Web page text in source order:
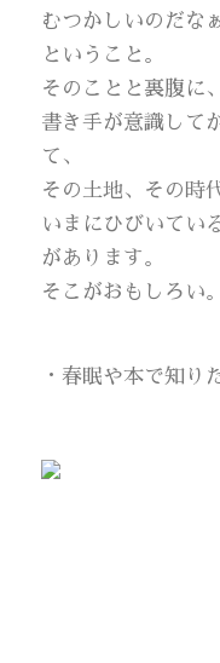
むつかしいのだな
ということ。
そのことと裏腹に、
書き手が意識して
て、
その土地、その時
いまにひびいてい
があります。
そこがおもしろい。
・春眠や本で知